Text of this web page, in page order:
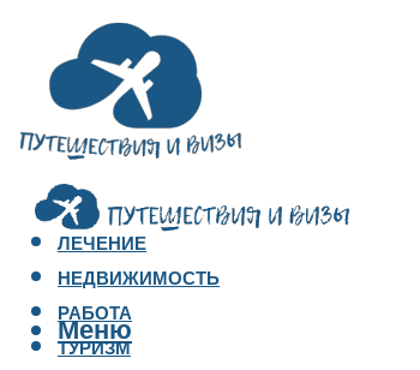
ЛЕЧЕНИЕ
НЕДВИЖИМОСТЬ
РАБОТА
ТУРИЗМ
Меню